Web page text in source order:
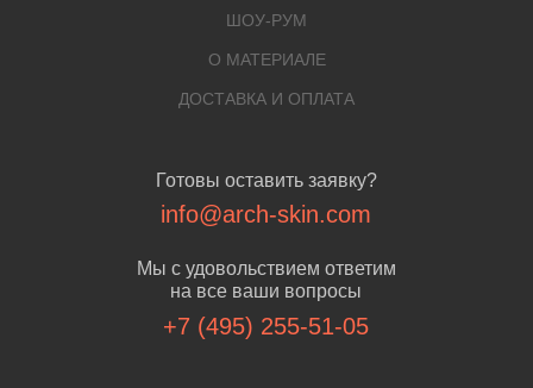
Готовы оставить заявку?
info@arch-skin.com
Мы с удовольствием ответим
на все ваши вопросы
+7 (495) 255-51-05
ШОУ-РУМ
О МАТЕРИАЛЕ
ДОСТАВКА И ОПЛАТА